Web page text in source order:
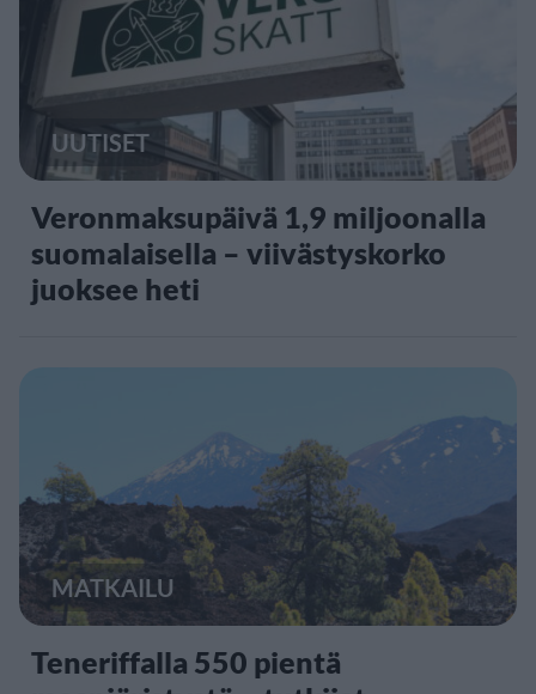
UUTISET
Veronmaksupäivä 1,9 miljoonalla
suomalaisella – viivästyskorko
juoksee heti
MATKAILU
Teneriffalla 550 pientä